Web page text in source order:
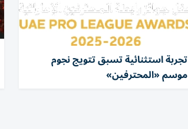
تجربة استثنائية تسبق تتويج نجوم
موسم «المحترفين»